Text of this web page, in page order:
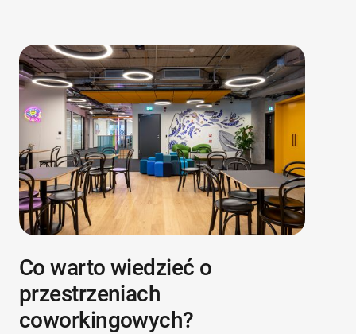
Co warto wiedzieć o
przestrzeniach
coworkingowych?